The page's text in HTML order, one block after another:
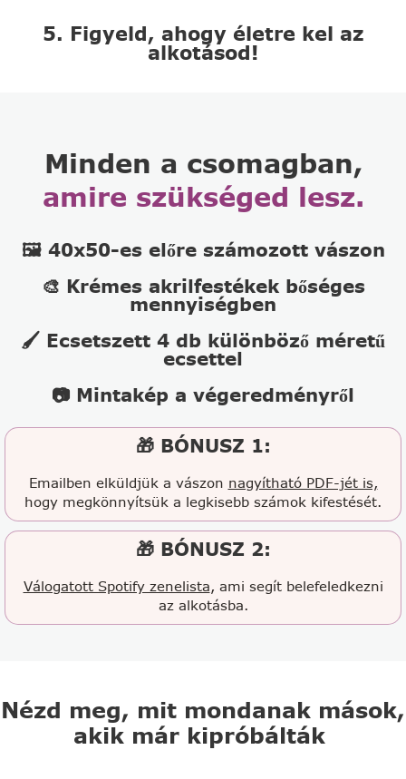
5. Figyeld, ahogy életre kel az
alkotásod!
Minden a csomagban,
amire szükséged lesz.
🖼️ 40x50-es előre számozott vászon
🎨 Krémes akrilfestékek bőséges
mennyiségben
🖌️ Ecsetszett 4 db különböző méretű
ecsettel
📷 Mintakép a végeredményről
🎁 BÓNUSZ 1:
Emailben elküldjük a vászon nagyítható PDF-jét is,
hogy megkönnyítsük a legkisebb számok kifestését.
🎁 BÓNUSZ 2:
Válogatott Spotify zenelista, ami segít belefeledkezni
az alkotásba.
Nézd meg, mit mondanak mások,
akik már kipróbálták